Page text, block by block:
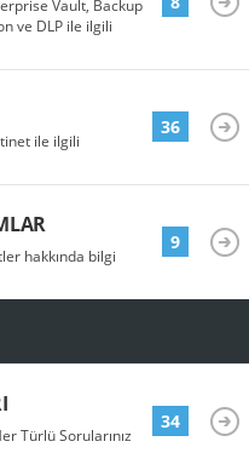
Vault, Backup
ve DLP ile ilgili
ile ilgili
36
hakkında bilgi
9
Türlü Sorularınız
34